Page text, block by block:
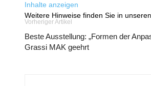
Inhalte anzeigen
Weitere Hinweise finden Sie in unseren
Vorheriger Artikel
Beste Ausstellung: „Formen der
Grassi MAK geehrt